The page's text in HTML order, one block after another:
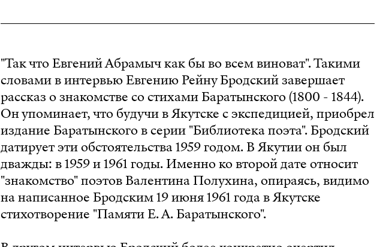
"Так что Евгений Абрамыч как бы во всем виноват". Такими
словами в интервью Евгению Рейну Бродский завершает
рассказ о знакомстве со стихами Баратынского (1800 - 1844).
Он упоминает, что будучи в Якутске с экспедицией, приобрел
издание Баратынского в серии "Библиотека поэта". Бродский
датирует эти обстоятельства 1959 годом. В Якутии он был
дважды: в 1959 и 1961 годы. Именно ко второй дате относит
"знакомство" поэтов Валентина Полухина, опираясь, видимо
на написанное Бродским 19 июня 1961 года в Якутске
стихотворение "Памяти Е. А. Баратынского".